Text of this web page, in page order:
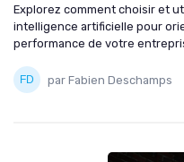
Explorez comment choisir et
intelligence artificielle pour
performance de votre
par Fabien Deschamps